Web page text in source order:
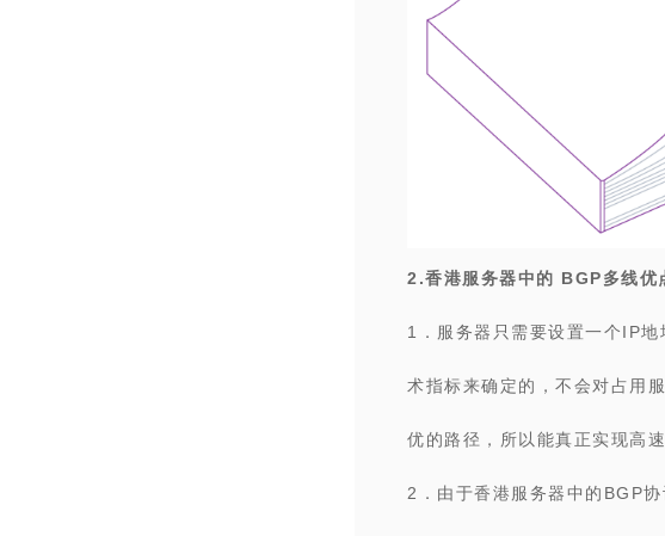
2.香港服务器中的 BGP多线优
1．服务器只需要设置一个IP
术指标来确定的，不会对占用
优的路径，所以能真正实现高
2．由于香港服务器中的 BGP